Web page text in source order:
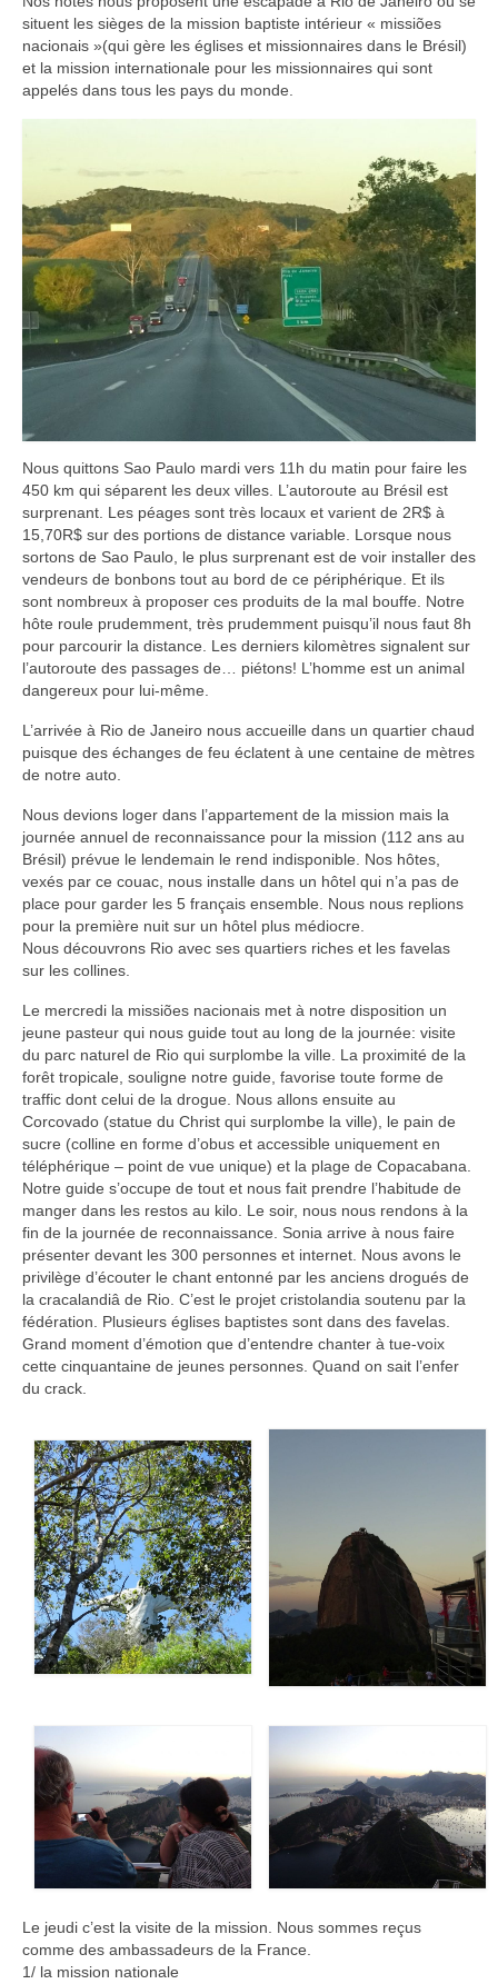
situent les sièges de la mission baptiste intérieur « missiões
nacionais »(qui gère les églises et missionnaires dans le Brésil)
et la mission internationale pour les missionnaires qui sont
appelés dans tous les pays du monde.
Nous quittons Sao Paulo mardi vers 11h du matin pour faire les
450 km qui séparent les deux villes. L’autoroute au Brésil est
surprenant. Les péages sont très locaux et varient de 2R$ à
15,70R$ sur des portions de distance variable. Lorsque nous
sortons de Sao Paulo, le plus surprenant est de voir installer des
vendeurs de bonbons tout au bord de ce périphérique. Et ils
sont nombreux à proposer ces produits de la mal bouffe. Notre
hôte roule prudemment, très prudemment puisqu’il nous faut 8h
pour parcourir la distance. Les derniers kilomètres signalent sur
l’autoroute des passages de… piétons! L’homme est un animal
dangereux pour lui-même.
L’arrivée à Rio de Janeiro nous accueille dans un quartier chaud
puisque des échanges de feu éclatent à une centaine de mètres
de notre auto.
Nous devions loger dans l’appartement de la mission mais la
journée annuel de reconnaissance pour la mission (112 ans au
Brésil) prévue le lendemain le rend indisponible. Nos hôtes,
vexés par ce couac, nous installe dans un hôtel qui n’a pas de
place pour garder les 5 français ensemble. Nous nous replions
pour la première nuit sur un hôtel plus médiocre.
Nous découvrons Rio avec ses quartiers riches et les favelas
sur les collines.
Le mercredi la missiões nacionais met à notre disposition un
jeune pasteur qui nous guide tout au long de la journée: visite
du parc naturel de Rio qui surplombe la ville. La proximité de la
forêt tropicale, souligne notre guide, favorise toute forme de
traffic dont celui de la drogue. Nous allons ensuite au
Corcovado (statue du Christ qui surplombe la ville), le pain de
sucre (colline en forme d’obus et accessible uniquement en
téléphérique – point de vue unique) et la plage de Copacabana.
Notre guide s’occupe de tout et nous fait prendre l’habitude de
manger dans les restos au kilo. Le soir, nous nous rendons à la
fin de la journée de reconnaissance. Sonia arrive à nous faire
présenter devant les 300 personnes et internet. Nous avons le
privilège d’écouter le chant entonné par les anciens drogués de
la cracalandiâ de Rio. C’est le projet cristolandia soutenu par la
fédération. Plusieurs églises baptistes sont dans des favelas.
Grand moment d’émotion que d’entendre chanter à tue-voix
cette cinquantaine de jeunes personnes. Quand on sait l’enfer
du crack.
Le jeudi c’est la visite de la mission. Nous sommes reçus
comme des ambassadeurs de la France.
1/ la mission nationale